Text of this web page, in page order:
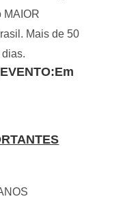
MAIOR
Mais de 50